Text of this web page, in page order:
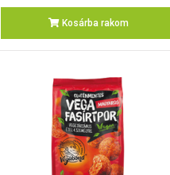
Kosárba rakom